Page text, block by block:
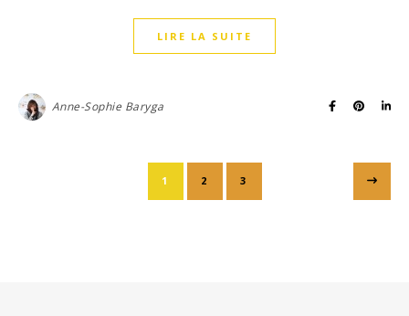
LIRE LA SUITE
Anne-Sophie Baryga
1 2 3